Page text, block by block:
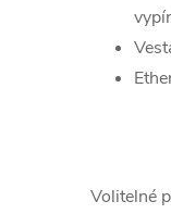
Volitelné